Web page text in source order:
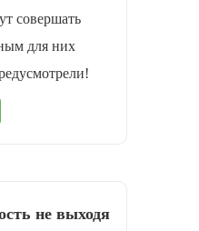
совершать
для них
не выходя